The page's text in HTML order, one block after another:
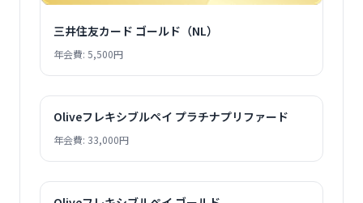
三井住友カード ゴールド（NL）
年会費: 5,500円
Oliveフレキシブルペイ プラチナプリファード
年会費: 33,000円